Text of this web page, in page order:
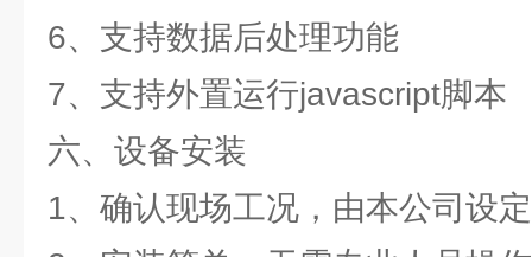
6、支持数据后处理功能
7、支持外置运行javascript脚本
六、设备安装
1、确认现场工况，由本公司设